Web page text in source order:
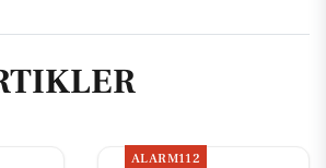
ALARM112